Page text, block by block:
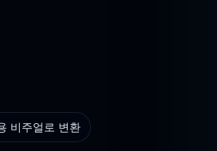
비주얼로 변환